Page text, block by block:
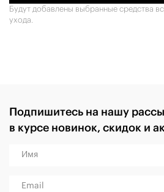
Будут добавлены выбранные средства
ухода.
Подпишитесь на нашу
в курсе новинок, скидок и
Имя
Email